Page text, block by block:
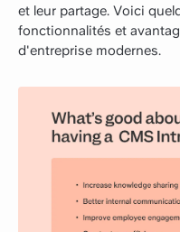
et leur partage. Voici
fonctionnalités et
d'entreprise modernes.